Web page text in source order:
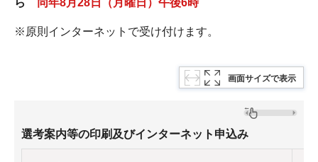
※原則インターネットで受け付けます。
画面サイズで表示
選考案内等の印刷及びインターネット申込み